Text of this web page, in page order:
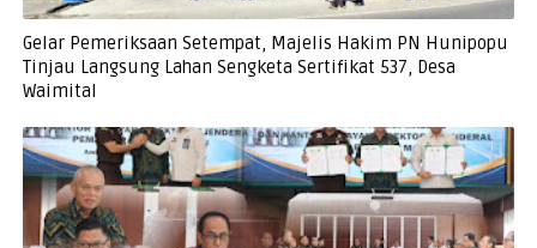
Gelar Pemeriksaan Setempat, Majelis Hakim PN Hunipopu
Tinjau Langsung Lahan Sengketa Sertifikat 537, Desa
Waimital